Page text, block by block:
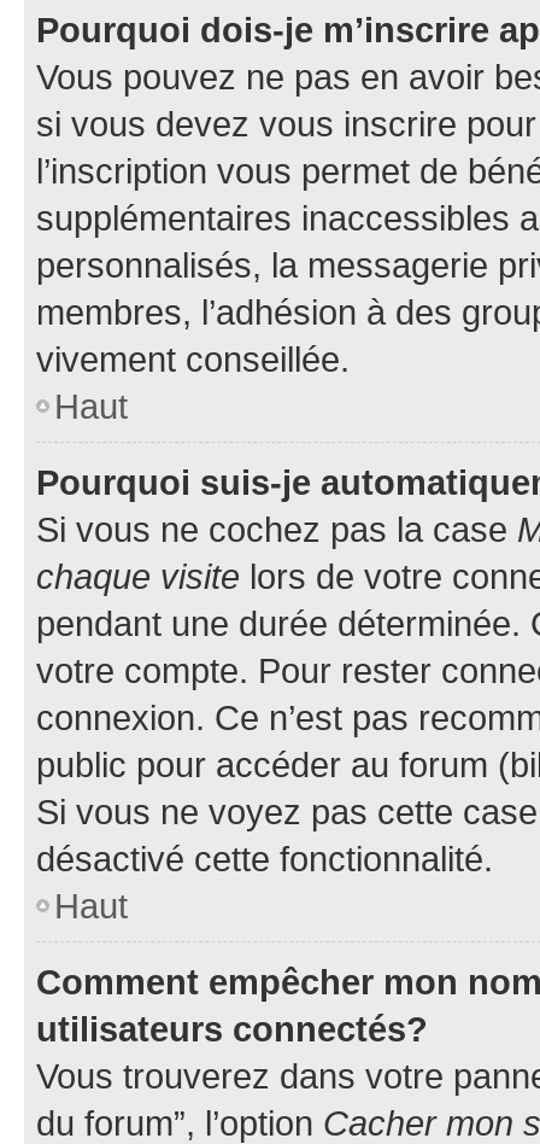
Pourquoi dois-je m’inscrire
Vous pouvez ne pas en avoir
si vous devez vous inscrire
l’inscription vous permet de
supplémentaires inaccessibles
personnalisés, la messagerie
membres, l’adhésion à des
vivement conseillée.
Haut
Pourquoi suis-je
Si vous ne cochez pas la case
chaque visite lors de votre
pendant une durée déterminée.
votre compte. Pour rester
connexion. Ce n’est pas
public pour accéder au forum
Si vous ne voyez pas cette
désactivé cette fonctionnalité.
Haut
Comment empêcher mon
utilisateurs connectés?
Vous trouverez dans votre
du forum”, l’option Cacher mon